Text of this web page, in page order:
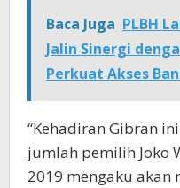
Baca Juga PLBH
Jalin Sinergi
Perkuat Akses
“Kehadiran Gibran
jumlah pemilih Joko
2019 mengaku